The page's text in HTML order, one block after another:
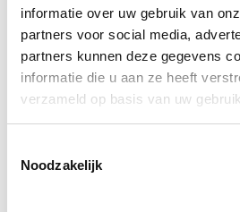
informatie over uw gebruik van
partners voor social media,
partners kunnen deze gegevens
informatie die u aan ze heeft
verzameld op basis van uw
Noodzakelijk
Motorsteun